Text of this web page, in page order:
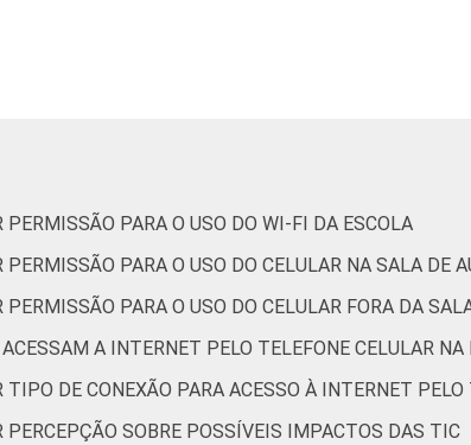
Dados coletados entre setembro e dezembro de
PERMISSÃO PARA O USO DO WI-FI DA ESCOLA
PARA O USO DO CELULAR NA SALA DE
PARA O USO DO CELULAR FORA DA
A INTERNET PELO TELEFONE CELULAR NA
DE CONEXÃO PARA ACESSO À INTERNET
PERCEPÇÃO SOBRE POSSÍVEIS IMPACTOS DAS TIC